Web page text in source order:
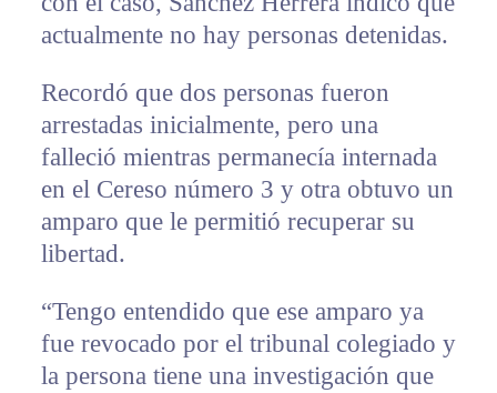
actualmente no hay personas detenidas.
Recordó que dos personas fueron
arrestadas inicialmente, pero una
falleció mientras permanecía internada
en el Cereso número 3 y otra obtuvo un
amparo que le permitió recuperar su
libertad.
“Tengo entendido que ese amparo ya
fue revocado por el tribunal colegiado y
la persona tiene una investigación que